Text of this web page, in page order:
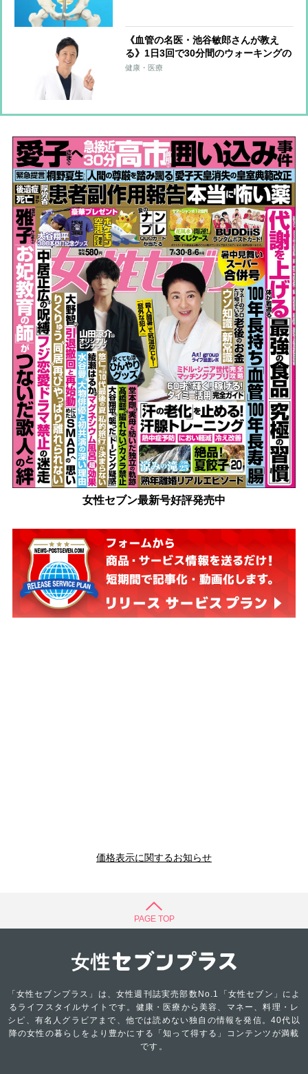
《血管の名医・池谷敏郎さんが教え
る》1日3回で30分間のウォーキングの
運動量に匹敵！血圧改善につながる
健康・医療
女性セブン最新号好評発売中
価格表示に関するお知らせ
PAGE TOP
「女性セブンプラス」は、女性週刊誌実売部数No.1「女性セブン」によ
るライフスタイルサイトです。健康・医療から美容、マネー、料理・レ
シピ、有名人グラビアまで、他では読めない独自の情報を発信。40代以
降の女性の暮らしをより豊かにする「知って得する」コンテンツが満載
です。